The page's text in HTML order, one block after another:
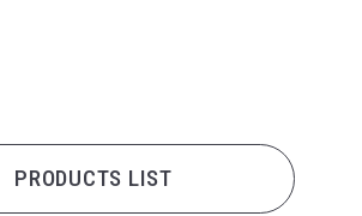
PRODUCTS LIST